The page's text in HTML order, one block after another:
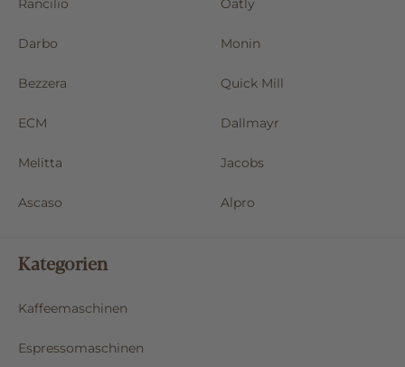
Rancilio Oatly
Darbo Monin
Bezzera Quick Mill
ECM Dallmayr
Melitta Jacobs
Ascaso Alpro
Kategorien
Kaffeemaschinen
Espressomaschinen